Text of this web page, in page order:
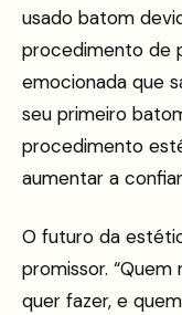
usado batom
procedimento de
emocionada que
seu primeiro
procedimento
aumentar a
O futuro da
promissor.
quer fazer, e